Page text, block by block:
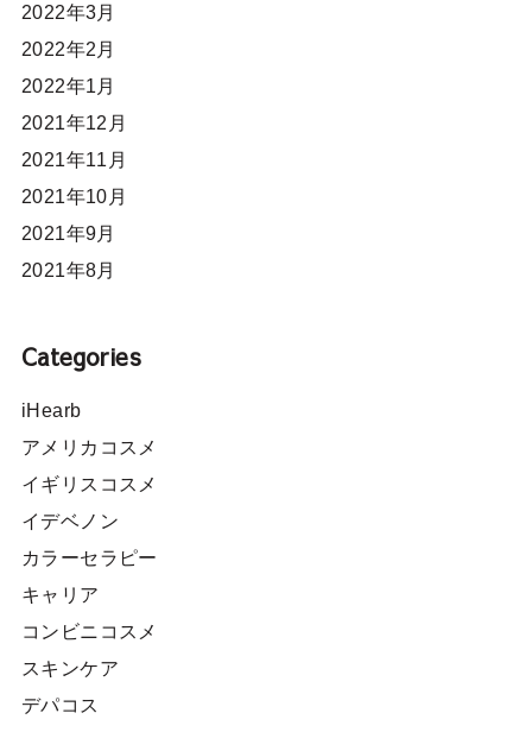
2022年3月
2022年2月
2022年1月
2021年12月
2021年11月
2021年10月
2021年9月
2021年8月
Categories
iHearb
アメリカコスメ
イギリスコスメ
イデベノン
カラーセラピー
キャリア
コンビニコスメ
スキンケア
デパコス